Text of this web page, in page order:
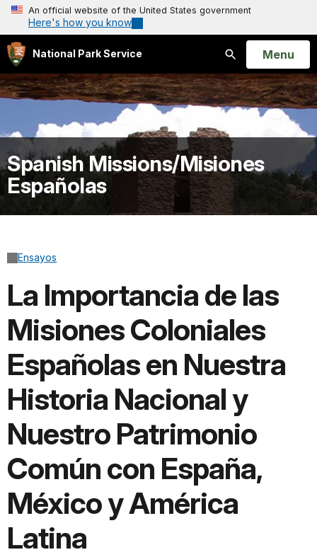
An official website of the United States government
Here's how you know
National Park Service
Search
Open
Menu
Spanish Missions/Misiones
Españolas
Ensayos
La Importancia de las
Misiones Coloniales
Españolas en Nuestra
Historia Nacional y
Nuestro Patrimonio
Común con España,
México y América
Latina